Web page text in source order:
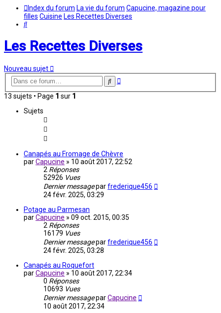
Index du forum La vie du forum Capucine, magazine pour
filles Cuisine Les Recettes Diverses
Rechercher
Les Recettes Diverses
Nouveau sujet
Rechercher
Recherche
13 sujets • Page 1 sur 1
Sujets
Canapés au Fromage de Chèvre
parCapucine » 10 août 2017, 22:52
2 Réponses
52926 Vues
Dernier messageparfrederique456
24 févr. 2025, 03:29
Potage au Parmesan
parCapucine » 09 oct. 2015, 00:35
2 Réponses
16179 Vues
Dernier messageparfrederique456
24 févr. 2025, 03:28
Canapés au Roquefort
parCapucine » 10 août 2017, 22:34
0 Réponses
10693 Vues
Dernier messageparCapucine
10 août 2017, 22:34